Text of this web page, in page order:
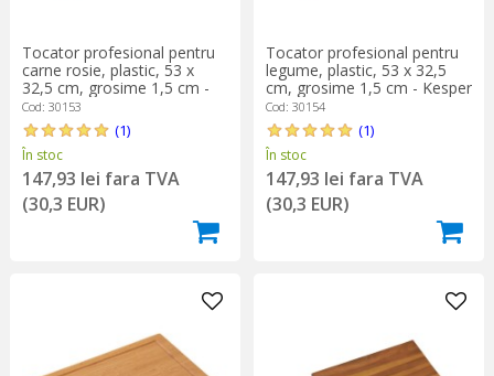
Tocator profesional pentru
carne rosie, plastic, 53 x
32,5 cm, grosime 1,5 cm -
Kesper
Cod: 30153
(1)
În stoc
147,93 lei fara TVA
(30,3 EUR)
Tocator profesional pentru
legume, plastic, 53 x 32,5
cm, grosime 1,5 cm - Kesper
Cod: 30154
(1)
În stoc
147,93 lei fara TVA
(30,3 EUR)